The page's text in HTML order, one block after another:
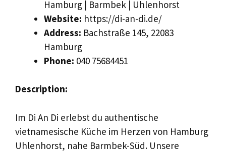
Hamburg | Barmbek | Uhlenhorst
Website: https://di-an-di.de/
Address: Bachstraße 145, 22083
Hamburg
Phone: 040 75684451
Description:
Im Di An Di erlebst du authentische
vietnamesische Küche im Herzen von Hamburg
Uhlenhorst, nahe Barmbek-Süd. Unsere